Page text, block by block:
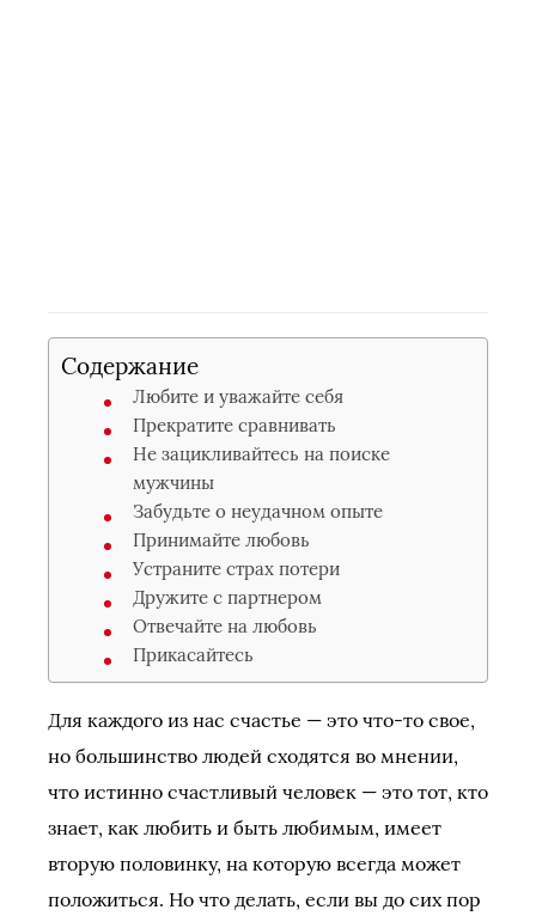
Содержание
Любите и уважайте себя
Прекратите сравнивать
Не зацикливайтесь на поиске
мужчины
Забудьте о неудачном опыте
Принимайте любовь
Устраните страх потери
Дружите с партнером
Отвечайте на любовь
Прикасайтесь
Для каждого из нас счастье — это что-то свое,
но большинство людей сходятся во мнении,
что истинно счастливый человек — это тот, кто
знает, как любить и быть любимым, имеет
вторую половинку, на которую всегда может
положиться. Но что делать, если вы до сих пор